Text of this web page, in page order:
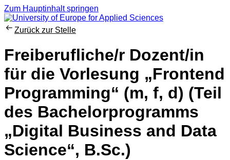
Zum Hauptinhalt springen
Zurück zur Stelle
Freiberufliche/r Dozent/in
für die Vorlesung „Frontend
Programming“ (m, f, d) (Teil
des Bachelorprogramms
„Digital Business and Data
Science“, B.Sc.)